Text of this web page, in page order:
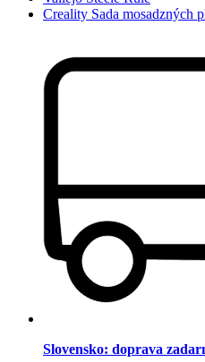
Creality Sada mosadzných
Slovensko: doprava